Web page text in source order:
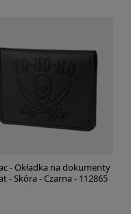
- Okładka na dokumenty
- Skóra - Czarna - 112865